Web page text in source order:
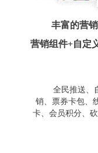
丰富的营
营销组件+自定
全民推送、
销、票券卡包、
卡、会员积分、